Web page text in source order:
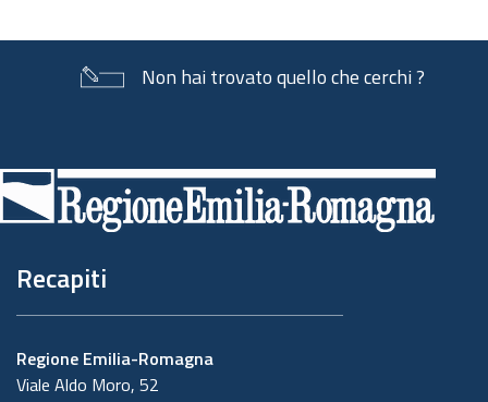
Non hai trovato quello che cerchi ?
di
pagina
Recapiti
Regione Emilia-Romagna
Viale Aldo Moro, 52